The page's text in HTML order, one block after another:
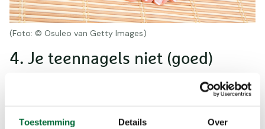
Toestemming Details Over
4. Je teennagels niet (goed)
Te lange nagels kunnen bij afdalingen tegen de
voorkant van je schoen stoten. Het resultaat:
(Foto: © Osuleo van Getty Images)